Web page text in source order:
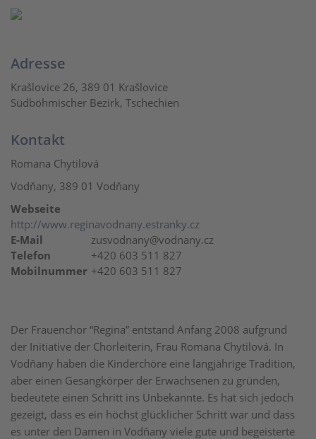
Der Frauenchor “Regina” entstand Anfang 2008 aufgrund
der Initiative der Chorleiterin, Frau Romana Chytilová. In
Vodňany haben die Kinderchöre eine langjährige Tradition,
aber einen Gesangkörper der Erwachsenen zu gründen,
bedeutete einen Schritt ins Unbekannte. Es hat sich jedoch
gezeigt, dass es ein höchst glücklicher Schritt war und dass
es unter den Damen in Vodňany viele gute und begeisterte
Adresse
Krašlovice 26, 389 01 Krašlovice
Südböhmischer Bezirk, Tschechien
Kontakt
Romana Chytilová
Vodňany, 389 01 Vodňany
Webseite
http://www.reginavodnany.estranky.cz
E-Mail
zusvodnany@vodnany.cz
Telefon
+420 603 511 827
Mobilnummer +420 603 511 827